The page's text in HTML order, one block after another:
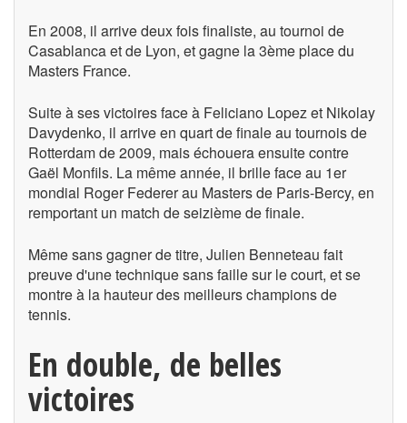
En 2008, il arrive deux fois finaliste, au tournoi de
Casablanca et de Lyon, et gagne la 3ème place du
Masters France.
Suite à ses victoires face à Feliciano Lopez et Nikolay
Davydenko, il arrive en quart de finale au tournois de
Rotterdam de 2009, mais échouera ensuite contre
Gaël Monfils. La même année, il brille face au 1er
mondial Roger Federer au Masters de Paris-Bercy, en
remportant un match de seizième de finale.
Même sans gagner de titre, Julien Benneteau fait
preuve d'une technique sans faille sur le court, et se
montre à la hauteur des meilleurs champions de
tennis.
En double, de belles
victoires